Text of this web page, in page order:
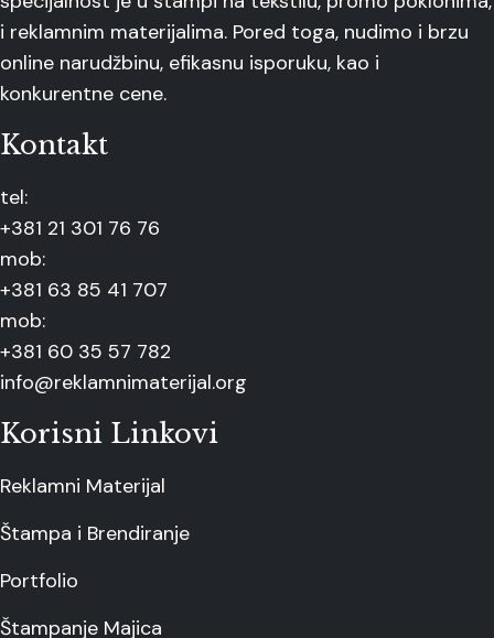
i reklamnim materijalima. Pored toga, nudimo i brzu
online narudžbinu, efikasnu isporuku, kao i
konkurentne cene.
Kontakt
tel:
+381 21 301 76 76
mob:
+381 63 85 41 707
mob:
+381 60 35 57 782
info@reklamnimaterijal.org
Korisni Linkovi
Reklamni Materijal
Štampa i Brendiranje
Portfolio
Štampanje Majica